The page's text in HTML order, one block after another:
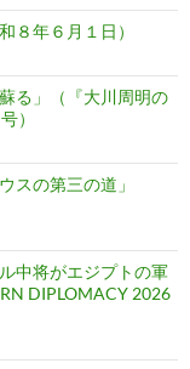
８年６月１日）
る」（『大川周明の
）
スの第三の道」
中将がエジプトの軍
DIPLOMACY 2026